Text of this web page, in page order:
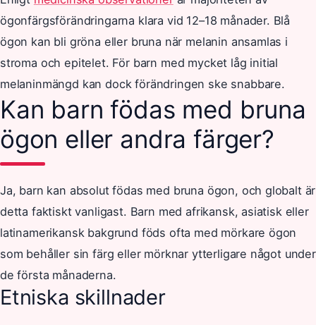
ögonfärgsförändringarna klara vid 12–18 månader. Blå
ögon kan bli gröna eller bruna när melanin ansamlas i
stroma och epitelet. För barn med mycket låg initial
melaninmängd kan dock förändringen ske snabbare.
Kan barn födas med bruna
ögon eller andra färger?
Ja, barn kan absolut födas med bruna ögon, och globalt är
detta faktiskt vanligast. Barn med afrikansk, asiatisk eller
latinamerikansk bakgrund föds ofta med mörkare ögon
som behåller sin färg eller mörknar ytterligare något under
de första månaderna.
Etniska skillnader